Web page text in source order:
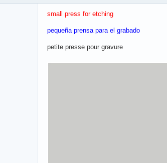
small press for etching
pequeña prensa para el grabado
petite presse pour gravure